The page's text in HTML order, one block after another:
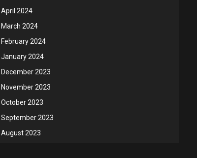
April 2024
March 2024
February 2024
January 2024
December 2023
November 2023
October 2023
September 2023
August 2023